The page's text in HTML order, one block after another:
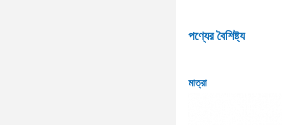
পণ্যের বৈশিষ্ট্য
মাত্রা